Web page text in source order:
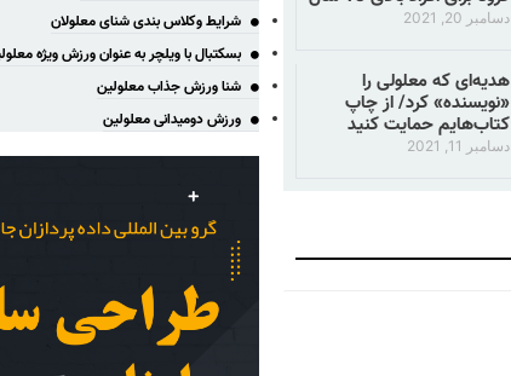
دسامبر 20, 2021
هدیه‌ای که معلولی را
«نویسنده» کرد/ از چاپ
کتاب‌هایم حمایت کنید
دسامبر 11, 2021
شرایط وکلاس بندی شنای معلولان
بسکتبال با ویلچر به عنوان ورزش ویژه
شنا ورزش جذاب معلولین
ورزش دومیدانی معلولین